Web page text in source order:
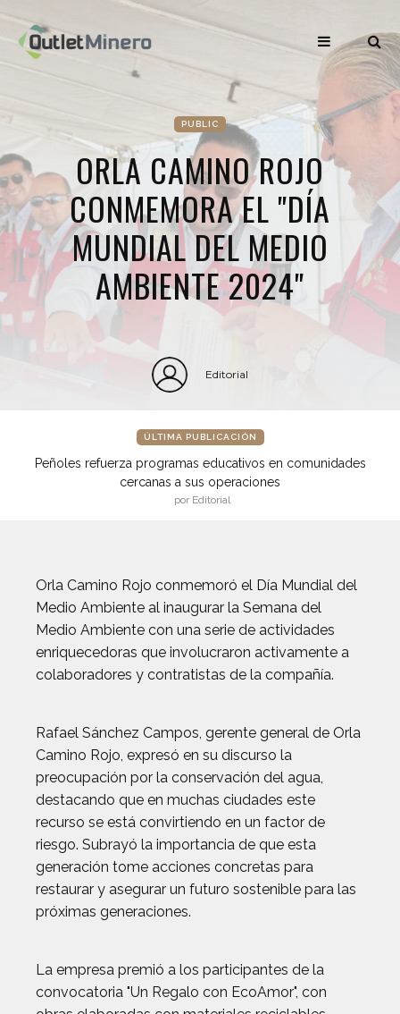
PUBLIC
ORLA CAMINO ROJO
CONMEMORA EL "DÍA
MUNDIAL DEL MEDIO
AMBIENTE 2024"
Editorial
ÚLTIMA PUBLICACIÓN
Peñoles refuerza programas educativos en comunidades
cercanas a sus operaciones
por Editorial
Orla Camino Rojo conmemoró el Día Mundial del
Medio Ambiente al inaugurar la Semana del
Medio Ambiente con una serie de actividades
enriquecedoras que involucraron activamente a
colaboradores y contratistas de la compañía.
Rafael Sánchez Campos, gerente general de Orla
Camino Rojo, expresó en su discurso la
preocupación por la conservación del agua,
destacando que en muchas ciudades este
recurso se está convirtiendo en un factor de
riesgo. Subrayó la importancia de que esta
generación tome acciones concretas para
restaurar y asegurar un futuro sostenible para las
próximas generaciones.
La empresa premió a los participantes de la
convocatoria "Un Regalo con EcoAmor", con